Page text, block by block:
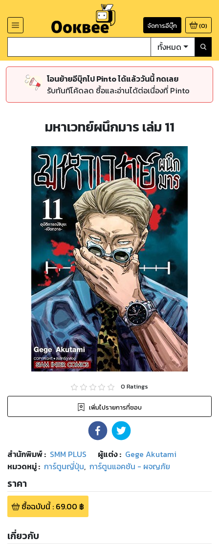
จัดการอีบุ๊ก (0)
ทั้งหมด
โอนย้ายอีบุ๊กไป Pinto ได้แล้ววันนี้ กดเลย
รับทันทีโค้ดลด ซื้อและอ่านได้ต่อเนื่องที่ Pinto
มหาเวทย์ผนึกมาร เล่ม 11
0 Ratings
เพิ่มไปรายการที่ชอบ
สำนักพิมพ์: SMM PLUS ผู้แต่ง : Gege Akutami
หมวดหมู่: การ์ตูนญี่ปุ่น, การ์ตูนแอคชัน - ผจญภัย
ราคา
ซื้อฉบับนี้: 69.00 ฿
เกี่ยวกับ